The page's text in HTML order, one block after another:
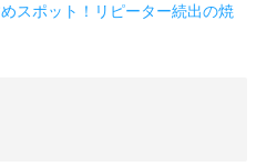
スポット！リピーター続出の焼